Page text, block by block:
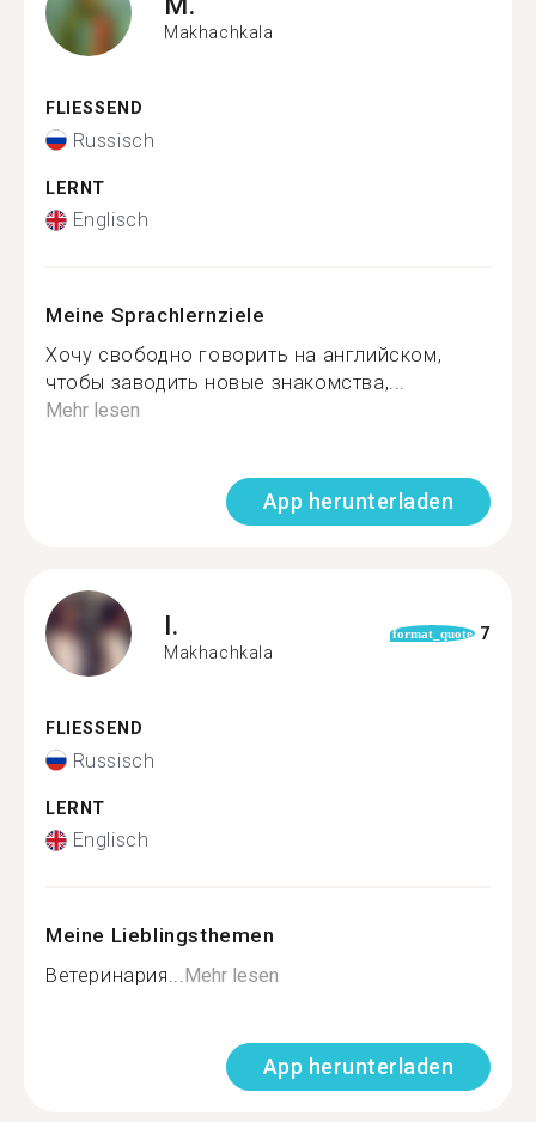
Makhachkala
FLIESSEND
Russisch
LERNT
Englisch
Meine Sprachlernziele
Хочу свободно говорить на английском,
чтобы заводить новые знакомства,...
Mehr lesen
App herunterladen
I.
Makhachkala
format_quote 7
FLIESSEND
Russisch
LERNT
Englisch
Meine Lieblingsthemen
Ветеринария...Mehr lesen
App herunterladen